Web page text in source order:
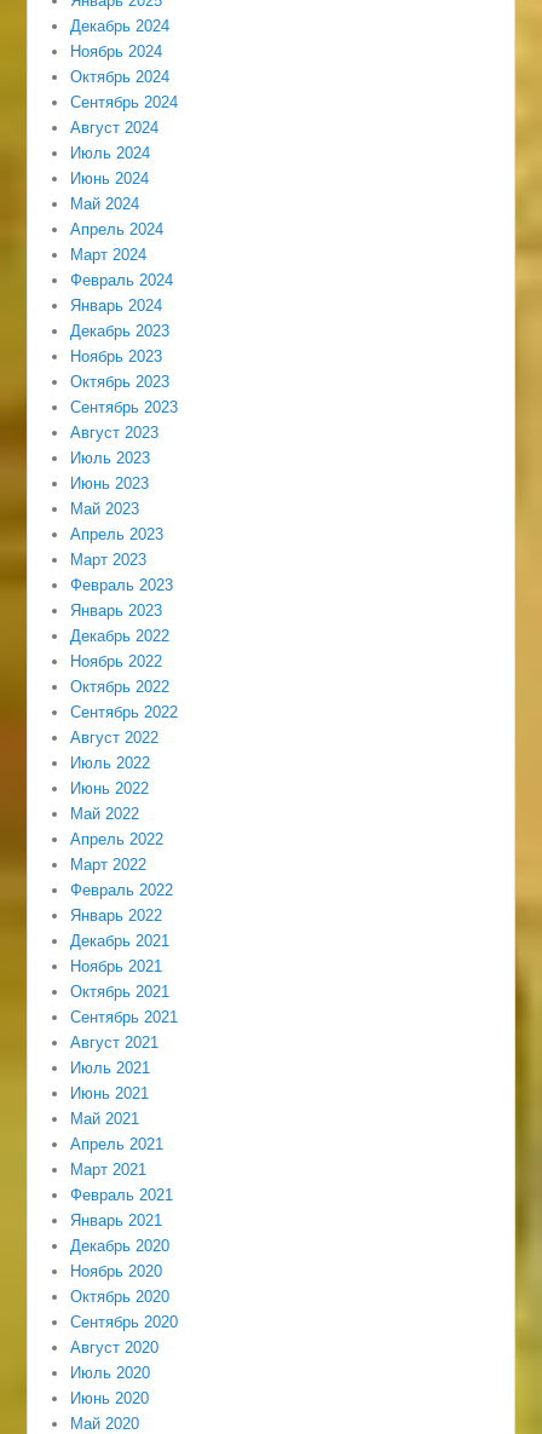
Декабрь 2024
Ноябрь 2024
Октябрь 2024
Сентябрь 2024
Август 2024
Июль 2024
Июнь 2024
Май 2024
Апрель 2024
Март 2024
Февраль 2024
Январь 2024
Декабрь 2023
Ноябрь 2023
Октябрь 2023
Сентябрь 2023
Август 2023
Июль 2023
Июнь 2023
Май 2023
Апрель 2023
Март 2023
Февраль 2023
Январь 2023
Декабрь 2022
Ноябрь 2022
Октябрь 2022
Сентябрь 2022
Август 2022
Июль 2022
Июнь 2022
Май 2022
Апрель 2022
Март 2022
Февраль 2022
Январь 2022
Декабрь 2021
Ноябрь 2021
Октябрь 2021
Сентябрь 2021
Август 2021
Июль 2021
Июнь 2021
Май 2021
Апрель 2021
Март 2021
Февраль 2021
Январь 2021
Декабрь 2020
Ноябрь 2020
Октябрь 2020
Сентябрь 2020
Август 2020
Июль 2020
Июнь 2020
Май 2020